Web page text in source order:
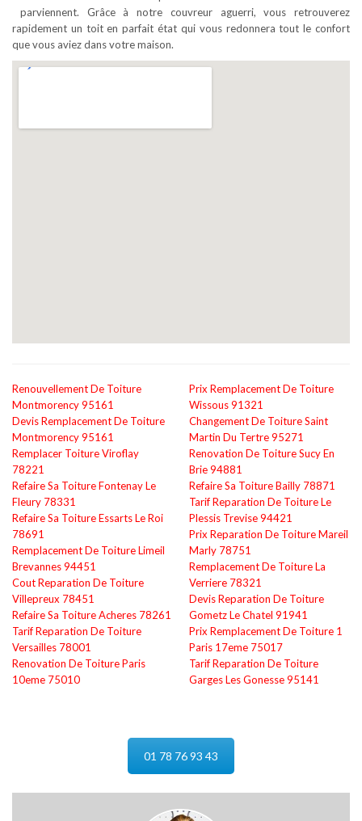
parviennent. Grâce à notre couvreur aguerri, vous retrouverez
rapidement un toit en parfait état qui vous redonnera tout le confort
que vous aviez dans votre maison.
Renouvellement De Toiture
Montmorency 95161
Devis Remplacement De Toiture
Montmorency 95161
Remplacer Toiture Viroflay
78221
Refaire Sa Toiture Fontenay Le
Fleury 78331
Refaire Sa Toiture Essarts Le Roi
78691
Remplacement De Toiture Limeil
Brevannes 94451
Cout Reparation De Toiture
Villepreux 78451
Refaire Sa Toiture Acheres 78261
Tarif Reparation De Toiture
Versailles 78001
Renovation De Toiture Paris
10eme 75010
Prix Remplacement De Toiture
Wissous 91321
Changement De Toiture Saint
Martin Du Tertre 95271
Renovation De Toiture Sucy En
Brie 94881
Refaire Sa Toiture Bailly 78871
Tarif Reparation De Toiture Le
Plessis Trevise 94421
Prix Reparation De Toiture Mareil
Marly 78751
Remplacement De Toiture La
Verriere 78321
Devis Reparation De Toiture
Gometz Le Chatel 91941
Prix Remplacement De Toiture 1
Paris 17eme 75017
Tarif Reparation De Toiture
Garges Les Gonesse 95141
01 78 76 93 43